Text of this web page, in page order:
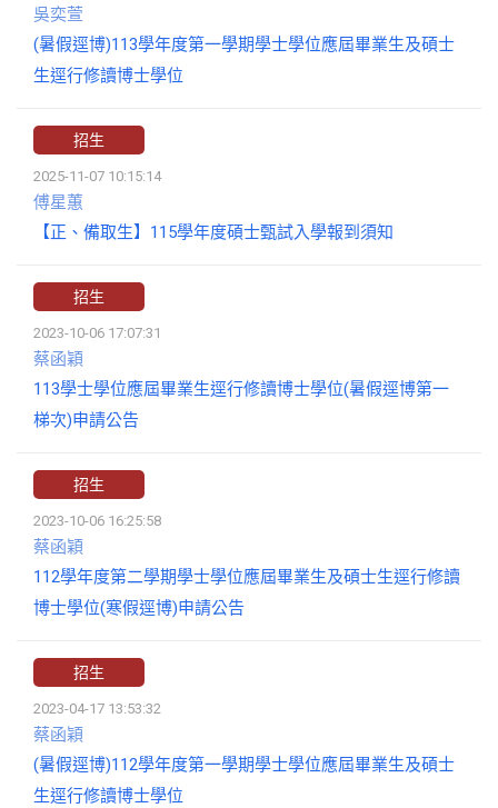
吳奕萱
(暑假逕博)113學年度第一學期學士學位應屆畢業生及碩士
生逕行修讀博士學位
招生
2025-11-07 10:15:14
傅星蕙
【正、備取生】115學年度碩士甄試入學報到須知
招生
2023-10-06 17:07:31
蔡函穎
113學士學位應屆畢業生逕行修讀博士學位(暑假逕博第一
梯次)申請公告
招生
2023-10-06 16:25:58
蔡函穎
112學年度第二學期學士學位應屆畢業生及碩士生逕行修讀
博士學位(寒假逕博)申請公告
招生
2023-04-17 13:53:32
蔡函穎
(暑假逕博)112學年度第一學期學士學位應屆畢業生及碩士
生逕行修讀博士學位